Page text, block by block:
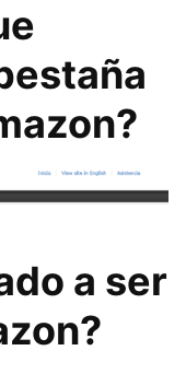
a ser